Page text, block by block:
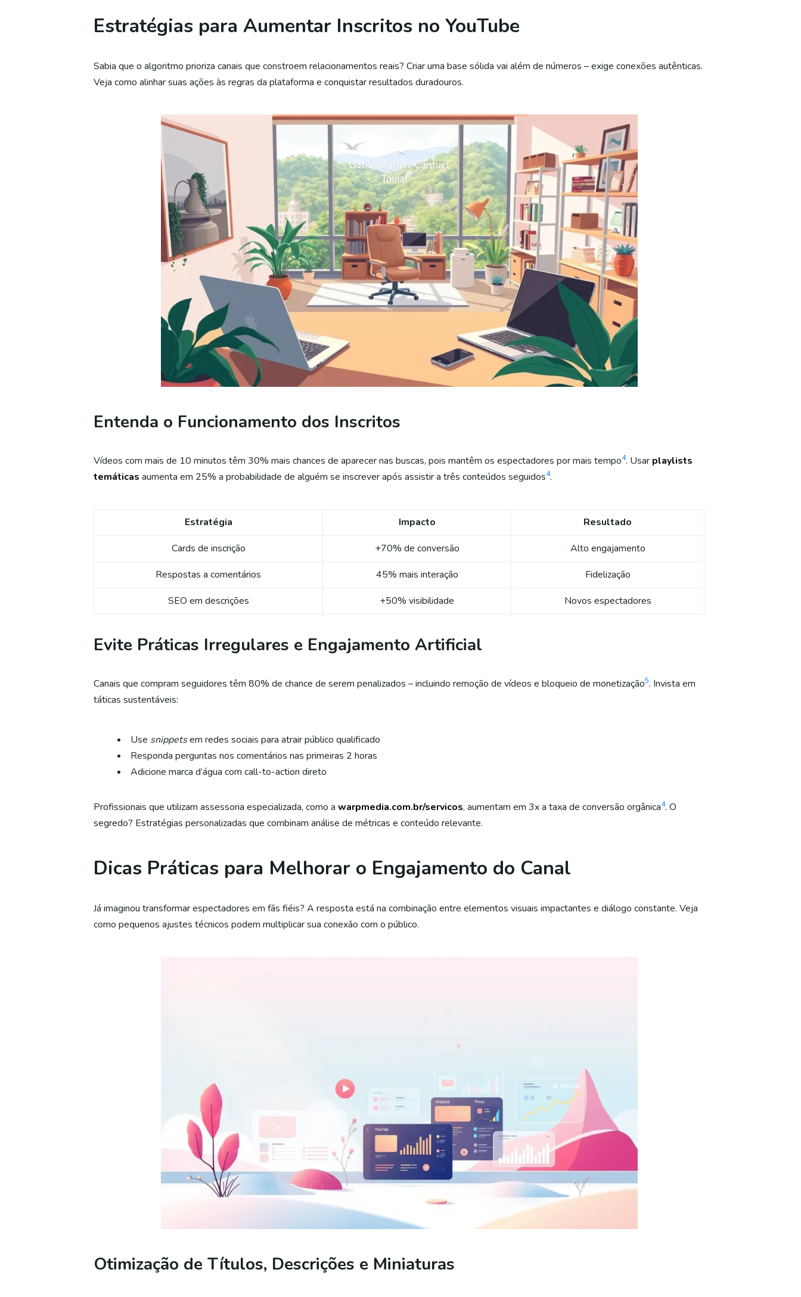
Estratégias para Aumentar Inscritos no YouTube
Sabia que o algoritmo prioriza canais que constroem relacionamentos reais? Criar uma base sólida vai além de números – exige conexões autênticas.
Veja como alinhar suas ações às regras da plataforma e conquistar resultados duradouros.
Entenda o Funcionamento dos Inscritos
Vídeos com mais de 10 minutos têm 30% mais chances de aparecer nas buscas, pois mantêm os espectadores por mais tempo4. Usar playlists
temáticas aumenta em 25% a probabilidade de alguém se inscrever após assistir a três conteúdos seguidos4.
Estratégia Impacto
Resultado
Cards de inscrição
+70% de conversão
Alto engajamento
Respostas a comentários
45% mais interação
Fidelização
SEO em descrições
+50% visibilidade Novos espectadores
Evite Práticas Irregulares e Engajamento Artificial
Canais que compram seguidores têm 80% de chance de serem penalizados – incluindo remoção de vídeos e bloqueio de monetização5. Invista em
táticas sustentáveis:
Use snippetsem redes sociais para atrair público qualificado
Responda perguntas nos comentários nas primeiras 2 horas
Adicione marca d’água com call-to-action direto
Profissionais que utilizam assessoria especializada, como a warpmedia.com.br/servicos, aumentam em 3x a taxa de conversão orgânica4. O
segredo? Estratégias personalizadas que combinam análise de métricas e conteúdo relevante.
Dicas Práticas para Melhorar o Engajamento do Canal
Já imaginou transformar espectadores em fãs fiéis? A resposta está na combinação entre elementos visuais impactantes e diálogo constante. Veja
como pequenos ajustes técnicos podem multiplicar sua conexão com o público.
Otimização de Títulos, Descrições e Miniaturas